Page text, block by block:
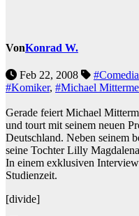
VonKonrad W.
Feb 22, 2008
#Komiker, #Michael
Gerade feiert Michael
und tourt mit seinem neuen
Deutschland. Neben seinem
seine Tochter Lilly
In einem exklusiven
Studienzeit.
[divide]